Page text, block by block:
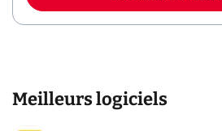
Meilleurs logiciels